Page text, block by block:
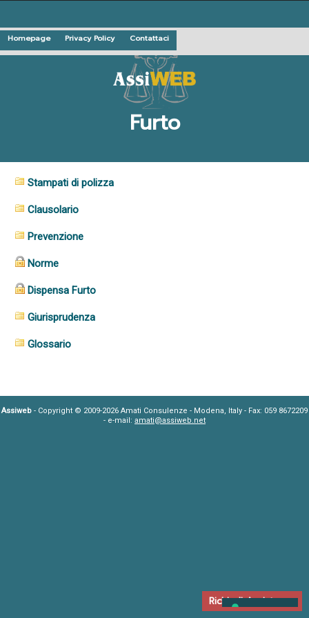
Homepage Privacy Policy Contattaci
Furto
Stampati di polizza
Clausolario
Prevenzione
Norme
Dispensa Furto
Giurisprudenza
Glossario
Assiweb - Copyright © 2009-2026 Amati Consulenze - Modena, Italy - Fax: 059 8672209
- e-mail: amati@assiweb.net
Richiedi Assistenza